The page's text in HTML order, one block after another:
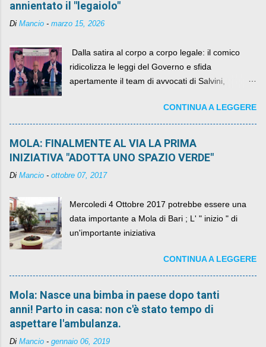
annientato il "legaiolo"
Di Mancio - marzo 15, 2026
​ Dalla satira al corpo a corpo legale: il comico
ridicolizza le leggi del Governo e sfida
apertamente il team di avvocati di Salvini,
CONTINUA A LEGGERE
MOLA: FINALMENTE AL VIA LA PRIMA
INIZIATIVA "ADOTTA UNO SPAZIO VERDE"
Di Mancio - ottobre 07, 2017
Mercoledi 4 Ottobre 2017 potrebbe essere una
data importante a Mola di Bari ; L' " inizio " di
un'importante iniziativa
CONTINUA A LEGGERE
Mola: Nasce una bimba in paese dopo tanti
anni! Parto in casa: non c'è stato tempo di
aspettare l'ambulanza.
Di Mancio - gennaio 06, 2019